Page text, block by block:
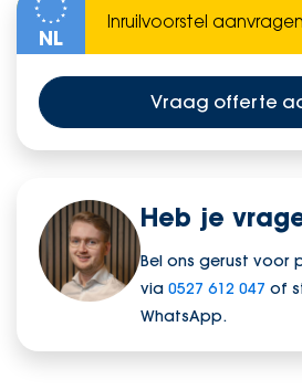
NL
Vraag offerte
Heb je
Bel ons gerust voor
via 0527 612 047 of
WhatsApp.